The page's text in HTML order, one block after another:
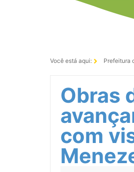
Você está aqui: Prefeitura
Obras
com